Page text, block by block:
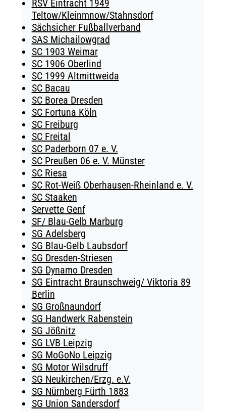
RSV Eintracht 1949
Teltow/Kleinmnow/Stahnsdorf
Sächsicher Fußballverband
SAS Michailowgrad
SC 1903 Weimar
SC 1906 Oberlind
SC 1999 Altmittweida
SC Bacau
SC Borea Dresden
SC Fortuna Köln
SC Freiburg
SC Freital
SC Paderborn 07 e. V.
SC Preußen 06 e. V. Münster
SC Riesa
SC Rot-Weiß Oberhausen-Rheinland e. V.
SC Staaken
Servette Genf
SF/ Blau-Gelb Marburg
SG Adelsberg
SG Blau-Gelb Laubsdorf
SG Dresden-Striesen
SG Dynamo Dresden
SG Eintracht Braunschweig/ Viktoria 89
Berlin
SG Großnaundorf
SG Handwerk Rabenstein
SG Jößnitz
SG LVB Leipzig
SG MoGoNo Leipzig
SG Motor Wilsdruff
SG Neukirchen/Erzg. e.V.
SG Nürnberg Fürth 1883
SG Union Sandersdorf